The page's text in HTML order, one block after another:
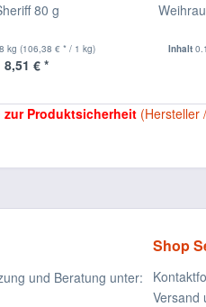
80 g
kg (106,38 € * / 1 kg)
8,51 € *
Inhalt
Produktsicherheit (Hersteller
und Beratung unter:
Shop
Versand